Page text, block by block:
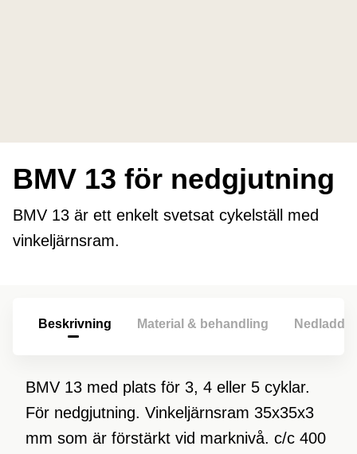
BMV 13 för nedgjutning
BMV 13 är ett enkelt svetsat cykelställ med
vinkeljärnsram.
Beskrivning Material & behandling
BMV 13 med plats för 3, 4 eller 5 cyklar.
För nedgjutning. Vinkeljärnsram 35x35x3
mm som är förstärkt vid marknivå. c/c 400